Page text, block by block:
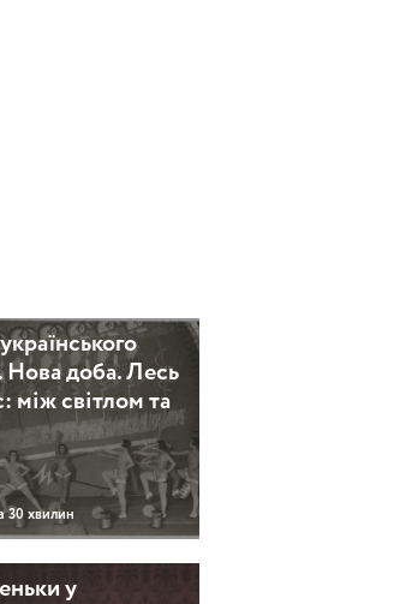
Нова доба. Лесь
між світлом та
30 хвилин
у